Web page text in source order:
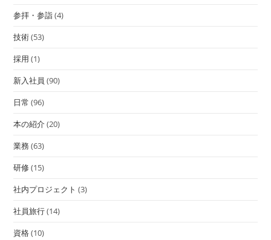
参拝・参詣(4)
技術(53)
採用 (1)
新入社員 (90)
日常 (96)
本の紹介(20)
業務(63)
研修(15)
社内プロジェクト (3)
社員旅行(14)
資格(10)